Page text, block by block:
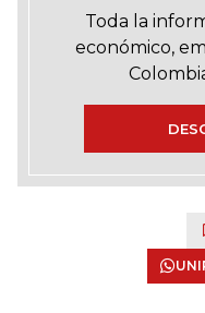
Toda la
económico,